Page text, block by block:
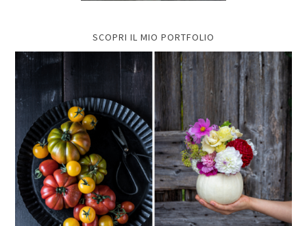
SCOPRI IL MIO PORTFOLIO